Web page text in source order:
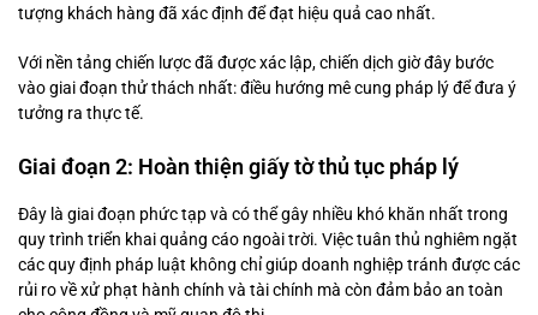
tượng khách hàng đã xác định để đạt hiệu quả cao nhất.
Với nền tảng chiến lược đã được xác lập, chiến dịch giờ đây bước
vào giai đoạn thử thách nhất: điều hướng mê cung pháp lý để đưa ý
tưởng ra thực tế.
Giai đoạn 2: Hoàn thiện giấy tờ thủ tục pháp lý
Đây là giai đoạn phức tạp và có thể gây nhiều khó khăn nhất trong
quy trình triển khai quảng cáo ngoài trời. Việc tuân thủ nghiêm ngặt
các quy định pháp luật không chỉ giúp doanh nghiệp tránh được các
rủi ro về xử phạt hành chính và tài chính mà còn đảm bảo an toàn